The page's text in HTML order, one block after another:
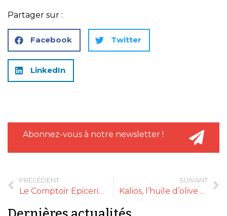
Partager sur :
Facebook Twitter
LinkedIn
Abonnez-vous à notre newsletter !
PRÉCÉDENT
Le Comptoir Epicerie Fine
SUIVANT
Kalios, l’huile d’olive des chefs se fait une beauté